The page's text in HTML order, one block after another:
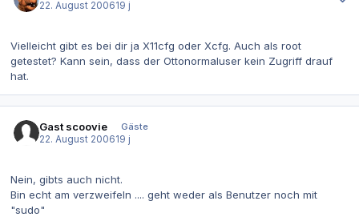
22. August 200619 j
Vielleicht gibt es bei dir ja X11cfg oder Xcfg. Auch als root
getestet? Kann sein, dass der Ottonormaluser kein Zugriff drauf
hat.
Gast scoovie
Gäste
22. August 200619 j
Nein, gibts auch nicht.
Bin echt am verzweifeln .... geht weder als Benutzer noch mit
"sudo"